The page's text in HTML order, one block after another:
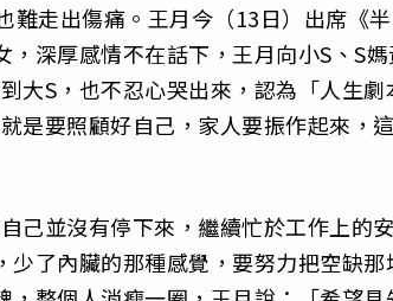
難走出傷痛。王月今（13日）出席《半
深厚感情不在話下，王月向小S、S
大S，也不忍心哭出來，認為「人生劇
是要照顧好自己，家人要振作起來，
己並沒有停下來，繼續忙於工作上的
了內臟的那種感覺，要努力把空缺那